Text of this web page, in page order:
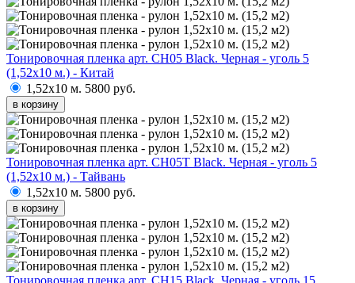
Тонировочная пленка арт. CH05 Black. Черная - уголь 5
(1,52х10 м.) - Китай
1,52х10 м. 5800 руб.
в корзину
Тонировочная пленка арт. CH05T Black. Черная - уголь 5
(1,52х10 м.) - Тайвань
1,52х10 м. 5800 руб.
в корзину
Тонировочная пленка арт. CH15 Black. Черная - уголь 15